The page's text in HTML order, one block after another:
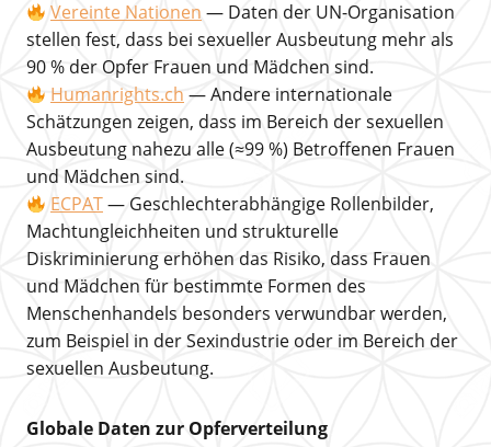
Vereinte Nationen — Daten der UN-Organisation
stellen fest, dass bei sexueller Ausbeutung mehr als
90 % der Opfer Frauen und Mädchen sind.
Humanrights.ch — Andere internationale
Schätzungen zeigen, dass im Bereich der sexuellen
Ausbeutung nahezu alle (≈99 %) Betroffenen Frauen
und Mädchen sind.
ECPAT— Geschlechterabhängige Rollenbilder,
Machtungleichheiten und strukturelle
Diskriminierung erhöhen das Risiko, dass Frauen
und Mädchen für bestimmte Formen des
Menschenhandels besonders verwundbar werden,
zum Beispiel in der Sexindustrie oder im Bereich der
sexuellen Ausbeutung.
Globale Daten zur Opferverteilung